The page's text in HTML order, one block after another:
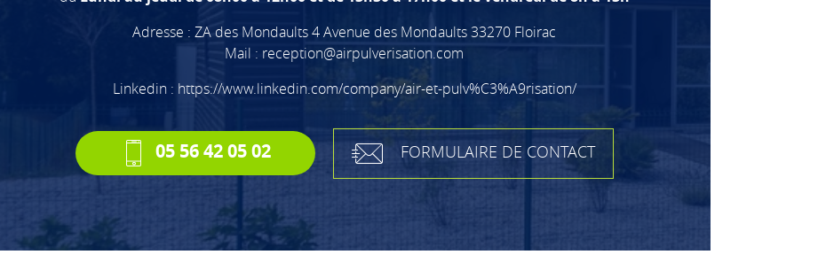
Adresse : ZA des Mondaults 4 Avenue des Mondaults 33270 Floirac
Mail : reception@airpulverisation.com
Linkedin : https://www.linkedin.com/company/air-et-pulv%C3%A9risation/
05 56 42 05 02 FORMULAIRE DE CONTACT